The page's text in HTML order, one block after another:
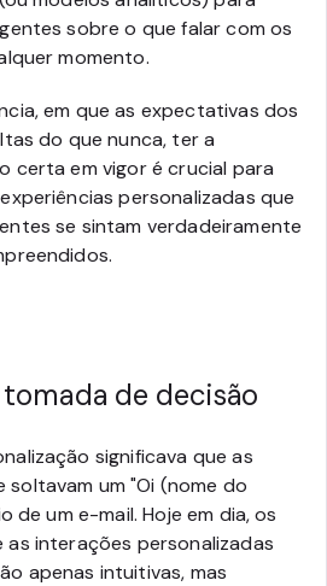
sobre o que falar com os
momento.
em que as expectativas dos
do que nunca, ter a
certa em vigor é crucial para
personalizadas que
se sintam verdadeiramente
de decisão
significava que as
soltavam um "Oi (nome do
de um e-mail. Hoje em dia, os
as interações personalizadas
apenas intuitivas, mas